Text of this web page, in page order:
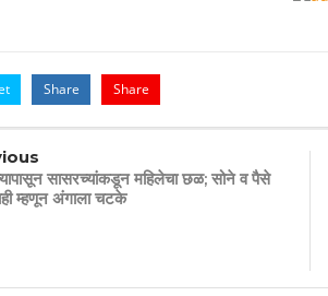
Share Share
सासरच्यांकडून महिलेचा छळ; सोने व पैसे
म्हणून अंगाला चटके